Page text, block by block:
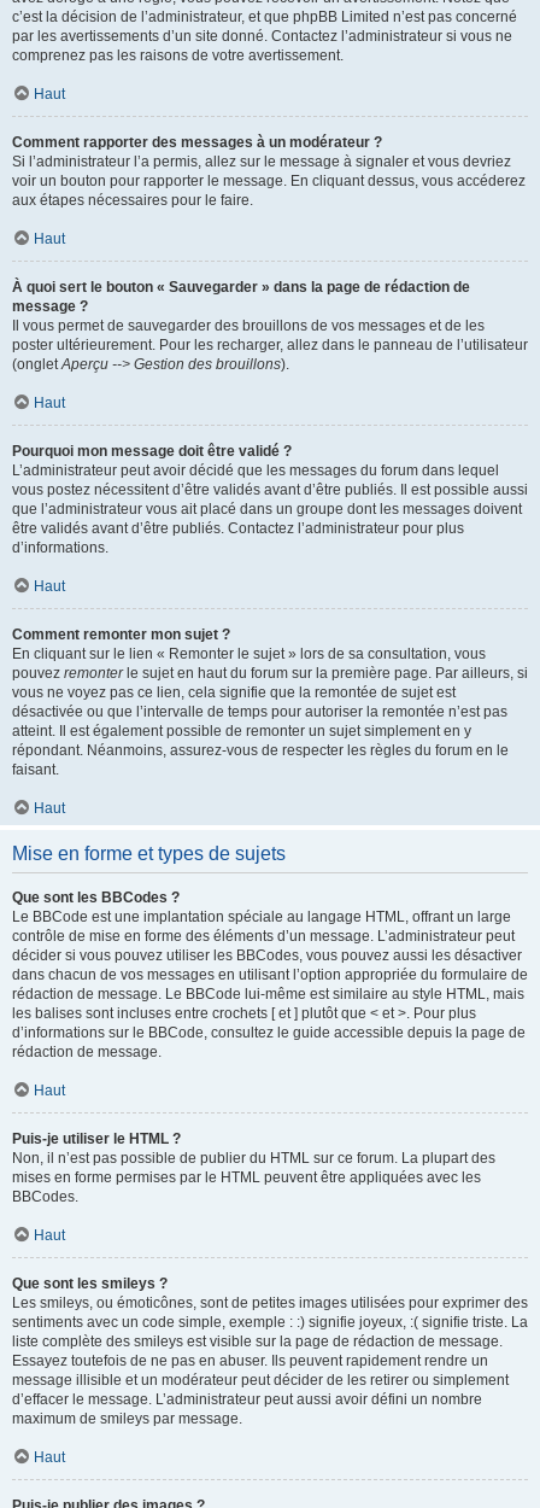
c’est la décision de l’administrateur, et que phpBB Limited n’est pas concerné
par les avertissements d’un site donné. Contactez l’administrateur si vous ne
comprenez pas les raisons de votre avertissement.
Haut
Comment rapporter des messages à un modérateur ?
Si l’administrateur l’a permis, allez sur le message à signaler et vous devriez
voir un bouton pour rapporter le message. En cliquant dessus, vous accéderez
aux étapes nécessaires pour le faire.
Haut
À quoi sert le bouton « Sauvegarder » dans la page de rédaction de
message ?
Il vous permet de sauvegarder des brouillons de vos messages et de les
poster ultérieurement. Pour les recharger, allez dans le panneau de l’utilisateur
(ongletAperçu --> Gestion des brouillons).
Haut
Pourquoi mon message doit être validé ?
L’administrateur peut avoir décidé que les messages du forum dans lequel
vous postez nécessitent d’être validés avant d’être publiés. Il est possible aussi
que l’administrateur vous ait placé dans un groupe dont les messages doivent
être validés avant d’être publiés. Contactez l’administrateur pour plus
d’informations.
Haut
Comment remonter mon sujet ?
En cliquant sur le lien « Remonter le sujet » lors de sa consultation, vous
pouvez remonterle sujet en haut du forum sur la première page. Par ailleurs, si
vous ne voyez pas ce lien, cela signifie que la remontée de sujet est
désactivée ou que l’intervalle de temps pour autoriser la remontée n’est pas
atteint. Il est également possible de remonter un sujet simplement en y
répondant. Néanmoins, assurez-vous de respecter les règles du forum en le
faisant.
Haut
Mise en forme et types de sujets
Que sont les BBCodes ?
Le BBCode est une implantation spéciale au langage HTML, offrant un large
contrôle de mise en forme des éléments d’un message. L’administrateur peut
décider si vous pouvez utiliser les BBCodes, vous pouvez aussi les désactiver
dans chacun de vos messages en utilisant l’option appropriée du formulaire de
rédaction de message. Le BBCode lui-même est similaire au style HTML, mais
les balises sont incluses entre crochets [ et ] plutôt que < et >. Pour plus
d’informations sur le BBCode, consultez le guide accessible depuis la page de
rédaction de message.
Haut
Puis-je utiliser le HTML ?
Non, il n’est pas possible de publier du HTML sur ce forum. La plupart des
mises en forme permises par le HTML peuvent être appliquées avec les
BBCodes.
Haut
Que sont les smileys ?
Les smileys, ou émoticônes, sont de petites images utilisées pour exprimer des
sentiments avec un code simple, exemple : :) signifie joyeux, :( signifie triste. La
liste complète des smileys est visible sur la page de rédaction de message.
Essayez toutefois de ne pas en abuser. Ils peuvent rapidement rendre un
message illisible et un modérateur peut décider de les retirer ou simplement
d’effacer le message. L’administrateur peut aussi avoir défini un nombre
maximum de smileys par message.
Haut